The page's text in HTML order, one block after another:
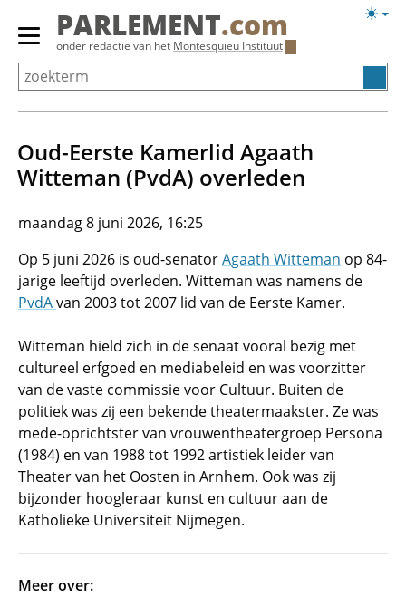
Overslaan
Primair
menu
tonen/verbergen
PARLEMENT.com
onder redactie van het Montesquieu Instituut
Oud-Eerste Kamerlid Agaath
Witteman (PvdA) overleden
maandag 8 juni 2026, 16:25
Op 5 juni 2026 is oud-senatorAgaath Witteman op 84-
jarige leeftijd overleden. Witteman was namens de
PvdAvan 2003 tot 2007 lid van de Eerste Kamer.
Witteman hield zich in de senaat vooral bezig met
cultureel erfgoed en mediabeleid en was voorzitter
van de vaste commissie voor Cultuur. Buiten de
politiek was zij een bekende theatermaakster. Ze was
mede-oprichtster van vrouwentheatergroep Persona
(1984) en van 1988 tot 1992 artistiek leider van
Theater van het Oosten in Arnhem. Ook was zij
bijzonder hoogleraar kunst en cultuur aan de
Katholieke Universiteit Nijmegen.
Meer over: